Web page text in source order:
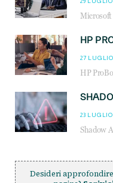
27 LUGLIO
23 LUGLIO
Desideri